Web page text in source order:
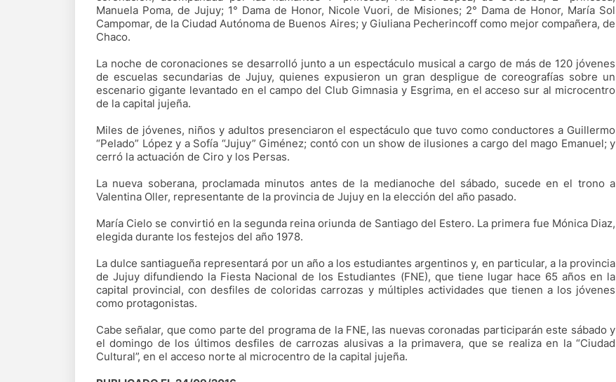
Manuela Poma, de Jujuy; 1° Dama de Honor, Nicole Vuori, de Misiones; 2° Dama de Honor, María Sol
Campomar, de la Ciudad Autónoma de Buenos Aires; y Giuliana Pecherincoff como mejor compañera, de
Chaco.
La noche de coronaciones se desarrolló junto a un espectáculo musical a cargo de más de 120 jóvenes
de escuelas secundarias de Jujuy, quienes expusieron un gran despligue de coreografías sobre un
escenario gigante levantado en el campo del Club Gimnasia y Esgrima, en el acceso sur al microcentro
de la capital jujeña.
Miles de jóvenes, niños y adultos presenciaron el espectáculo que tuvo como conductores a Guillermo
“Pelado” López y a Sofía “Jujuy” Giménez; contó con un show de ilusiones a cargo del mago Emanuel; y
cerró la actuación de Ciro y los Persas.
La nueva soberana, proclamada minutos antes de la medianoche del sábado, sucede en el trono a
Valentina Oller, representante de la provincia de Jujuy en la elección del año pasado.
María Cielo se convirtió en la segunda reina oriunda de Santiago del Estero. La primera fue Mónica Diaz,
elegida durante los festejos del año 1978.
La dulce santiagueña representará por un año a los estudiantes argentinos y, en particular, a la provincia
de Jujuy difundiendo la Fiesta Nacional de los Estudiantes (FNE), que tiene lugar hace 65 años en la
capital provincial, con desfiles de coloridas carrozas y múltiples actividades que tienen a los jóvenes
como protagonistas.
Cabe señalar, que como parte del programa de la FNE, las nuevas coronadas participarán este sábado y
el domingo de los últimos desfiles de carrozas alusivas a la primavera, que se realiza en la “Ciudad
Cultural”, en el acceso norte al microcentro de la capital jujeña.